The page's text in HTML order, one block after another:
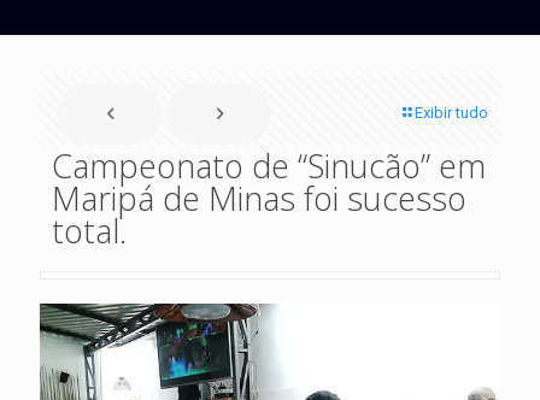
Exibir tudo
Campeonato de “Sinucão” em
Maripá de Minas foi sucesso
total.